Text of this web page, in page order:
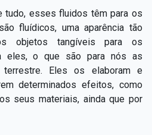
tudo, esses fluidos têm para os
fluídicos, uma aparência tão
objetos tangíveis para os
eles, o que são para nós as
terrestre. Eles os elaboram e
determinados efeitos, como
seus materiais, ainda que por